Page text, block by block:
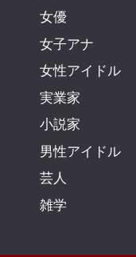
女優
女子アナ
女性アイドル
実業家
小説家
男性アイドル
芸人
雑学